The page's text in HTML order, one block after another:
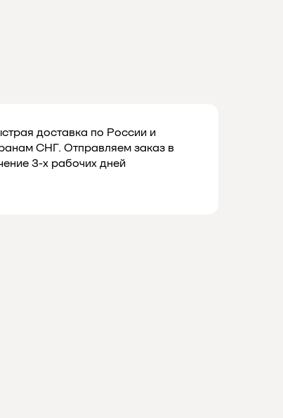
доставка по России и
СНГ. Отправляем заказ в
3-х рабочих дней